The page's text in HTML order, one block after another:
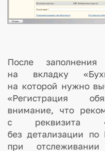
После
на вкладку
на которой нужно
«Регистрация
внимание, что
с реквизита
без детализации
при